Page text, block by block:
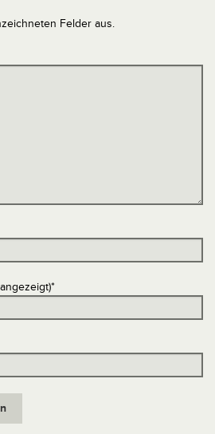
Felder aus.
*